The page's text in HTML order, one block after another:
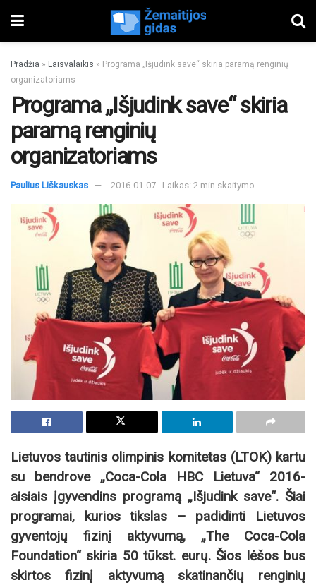
Pradžia » Laisvalaikis » Programa „Išjudink save“ skiria paramą renginių
organizatoriams
Programa „Išjudink save“ skiria
paramą renginių
organizatoriams
Paulius Liškauskas 2016-01-07 Laikas: 2 min skaitymo
Lietuvos tautinis olimpinis komitetas (LTOK) kartu
su bendrove „Coca-Cola HBC Lietuva“ 2016-
aisiais įgyvendins programą „Išjudink save“. Šiai
programai, kurios tikslas – padidinti Lietuvos
gyventojų fizinį aktyvumą, „The Coca-Cola
Foundation“ skiria 50 tūkst. eurų. Šios lėšos bus
skirtos fizinį aktyvumą skatinančių renginių